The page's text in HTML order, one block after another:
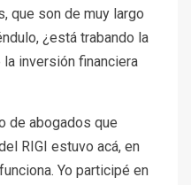
que son de muy largo
¿está trabando la
inversión financiera
de abogados que
RIGI estuvo acá, en
Yo participé en